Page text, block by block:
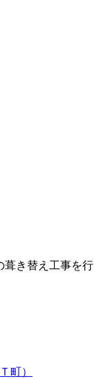
葺き替え工事を行
町）